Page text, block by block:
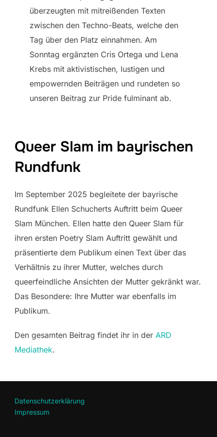
überzeugten mit mitreißenden Texten
zwischen den Techno-Beats, welche den
Tag über den Platz einnahmen. Am
Sonntag ergänzten Cris Ortega und Lena
Krebs mit aktivistischen, lustigen und
empowernden Beiträgen und rundeten so
unseren Beitrag zur Pride fulminant ab.
Queer Slam im bayrischen
Rundfunk
Im September 2025 begleitete der bayrische
Rundfunk Ellen Schucherts Auftritt beim Queer
Slam München. Ellen hatte den Queer Slam für
ihren ersten Poetry Slam Auftritt gewählt und
präsentierte dem Publikum einen Text über das
Verhältnis zu ihrer Mutter, welches durch
queerfeindliche Ansichten der Mutter gekränkt war.
Das Besondere: Ihre Mutter war ebenfalls im
Publikum.
Den gesamten Beitrag findet ihr in der ARD
Mediathek.
Datenschutzerklärung
Impressum